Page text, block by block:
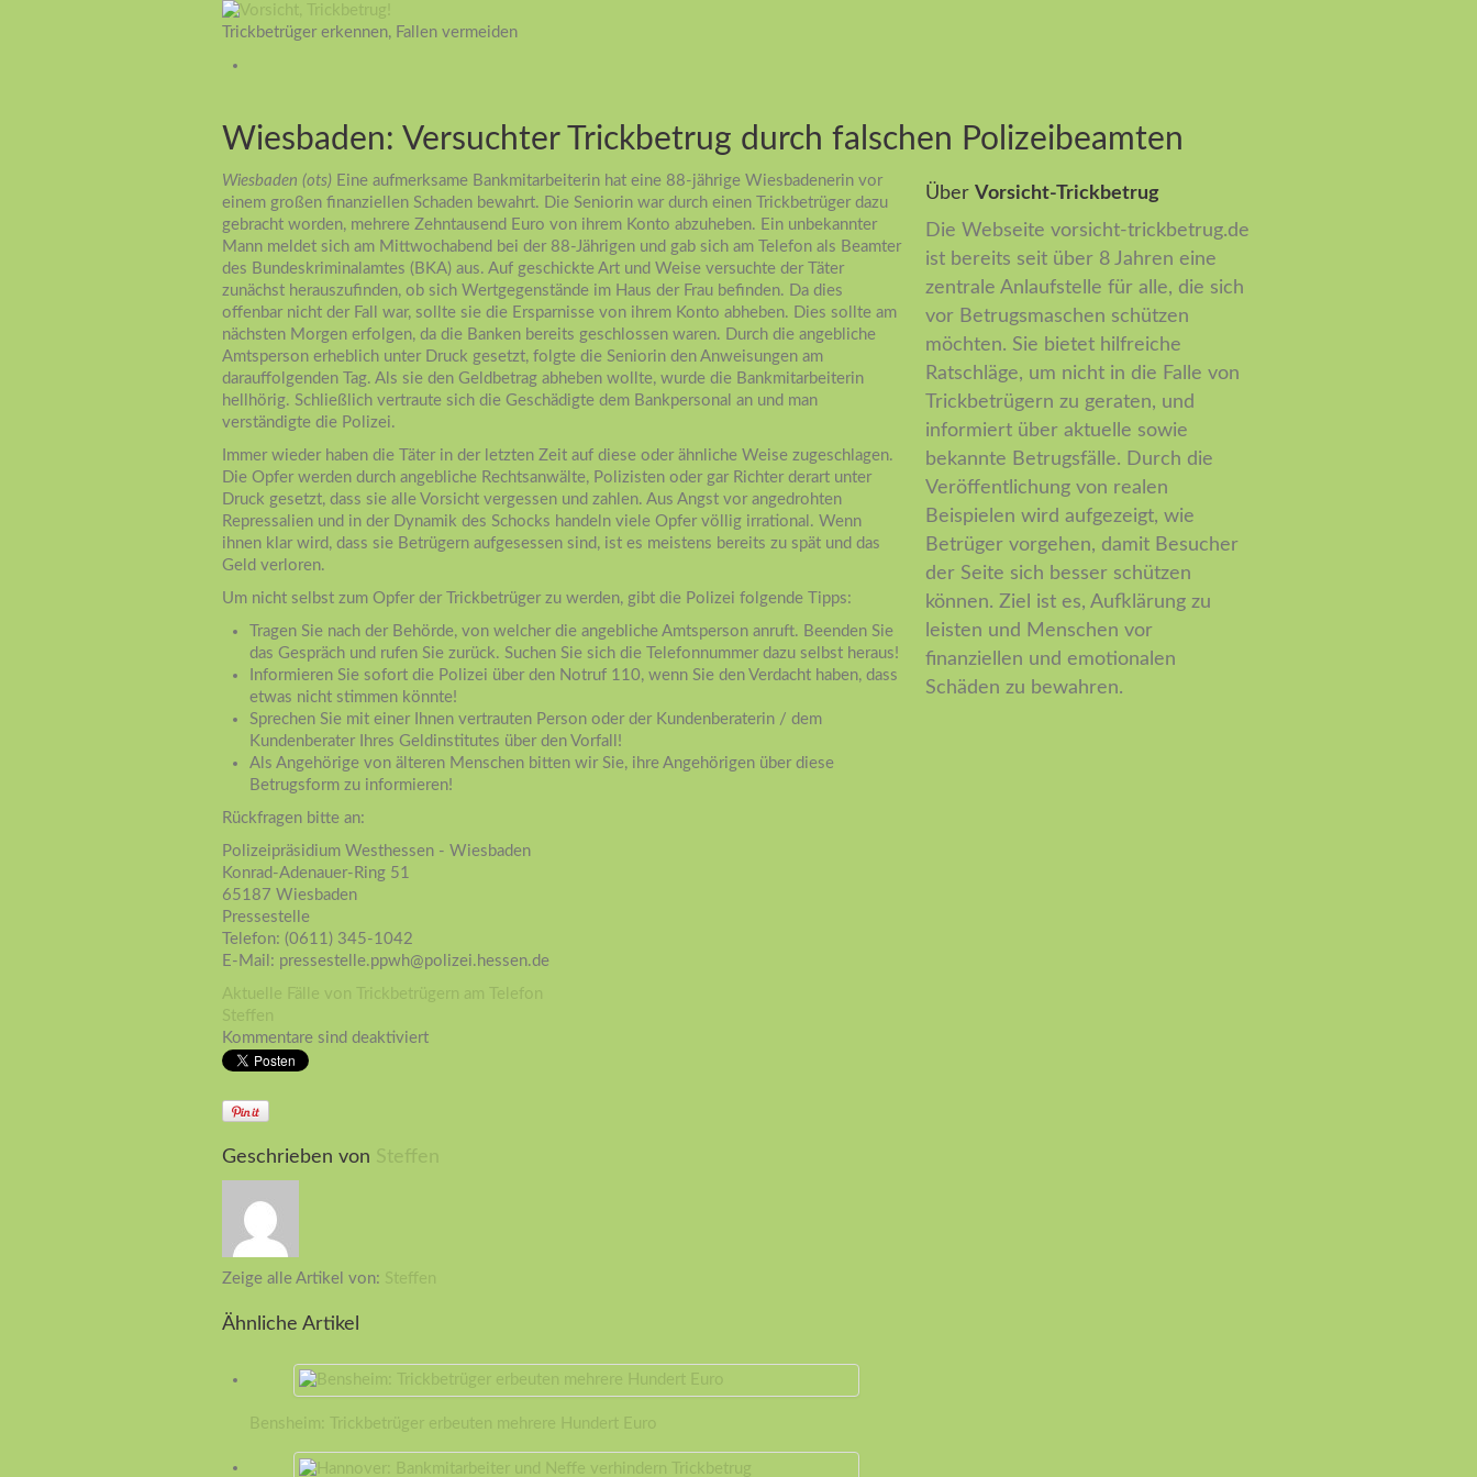
Trickbetrüger erkennen, Fallen vermeiden
Wiesbaden: Versuchter Trickbetrug durch falschen Polizeibeamten
Wiesbaden (ots) Eine aufmerksame Bankmitarbeiterin hat eine 88-jährige Wiesbadenerin vor
einem großen finanziellen Schaden bewahrt. Die Seniorin war durch einen Trickbetrüger dazu
gebracht worden, mehrere Zehntausend Euro von ihrem Konto abzuheben. Ein unbekannter
Mann meldet sich am Mittwochabend bei der 88-Jährigen und gab sich am Telefon als Beamter
des Bundeskriminalamtes (BKA) aus. Auf geschickte Art und Weise versuchte der Täter
zunächst herauszufinden, ob sich Wertgegenstände im Haus der Frau befinden. Da dies
offenbar nicht der Fall war, sollte sie die Ersparnisse von ihrem Konto abheben. Dies sollte am
nächsten Morgen erfolgen, da die Banken bereits geschlossen waren. Durch die angebliche
Amtsperson erheblich unter Druck gesetzt, folgte die Seniorin den Anweisungen am
darauffolgenden Tag. Als sie den Geldbetrag abheben wollte, wurde die Bankmitarbeiterin
hellhörig. Schließlich vertraute sich die Geschädigte dem Bankpersonal an und man
verständigte die Polizei.
Immer wieder haben die Täter in der letzten Zeit auf diese oder ähnliche Weise zugeschlagen.
Die Opfer werden durch angebliche Rechtsanwälte, Polizisten oder gar Richter derart unter
Druck gesetzt, dass sie alle Vorsicht vergessen und zahlen. Aus Angst vor angedrohten
Repressalien und in der Dynamik des Schocks handeln viele Opfer völlig irrational. Wenn
ihnen klar wird, dass sie Betrügern aufgesessen sind, ist es meistens bereits zu spät und das
Geld verloren.
Um nicht selbst zum Opfer der Trickbetrüger zu werden, gibt die Polizei folgende Tipps:
Tragen Sie nach der Behörde, von welcher die angebliche Amtsperson anruft. Beenden Sie
das Gespräch und rufen Sie zurück. Suchen Sie sich die Telefonnummer dazu selbst heraus!
Informieren Sie sofort die Polizei über den Notruf 110, wenn Sie den Verdacht haben, dass
etwas nicht stimmen könnte!
Sprechen Sie mit einer Ihnen vertrauten Person oder der Kundenberaterin / dem
Kundenberater Ihres Geldinstitutes über den Vorfall!
Als Angehörige von älteren Menschen bitten wir Sie, ihre Angehörigen über diese
Betrugsform zu informieren!
Rückfragen bitte an:
Polizeipräsidium Westhessen - Wiesbaden
Konrad-Adenauer-Ring 51
65187 Wiesbaden
Pressestelle
Telefon: (0611) 345-1042
E-Mail: pressestelle.ppwh@polizei.hessen.de
Aktuelle Fälle von Trickbetrügern am Telefon
Steffen
Kommentare sind deaktiviert
Geschrieben von Steffen
Zeige alle Artikel von: Steffen
Ähnliche Artikel
Bensheim: Trickbetrüger erbeuten mehrere Hundert Euro
Über Vorsicht-Trickbetrug
Die Webseite vorsicht-trickbetrug.de
ist bereits seit über 8 Jahren eine
zentrale Anlaufstelle für alle, die sich
vor Betrugsmaschen schützen
möchten. Sie bietet hilfreiche
Ratschläge, um nicht in die Falle von
Trickbetrügern zu geraten, und
informiert über aktuelle sowie
bekannte Betrugsfälle. Durch die
Veröffentlichung von realen
Beispielen wird aufgezeigt, wie
Betrüger vorgehen, damit Besucher
der Seite sich besser schützen
können. Ziel ist es, Aufklärung zu
leisten und Menschen vor
finanziellen und emotionalen
Schäden zu bewahren.